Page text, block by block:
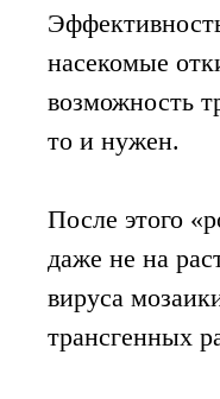
насекомые
возможность
то и нужен.
После этого
даже не на
вируса
трансгенных